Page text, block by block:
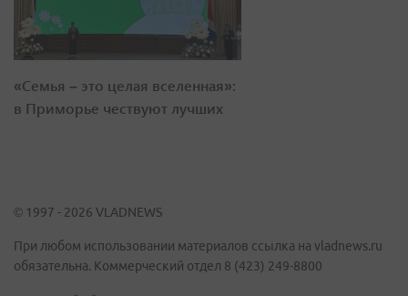
«Семья – это целая вселенная»:
в Приморье чествуют лучших
© 1997 - 2026 VLADNEWS
При любом использовании материалов ссылка на vladnews.ru
обязательна. Коммерческий отдел 8 (423) 249-8800